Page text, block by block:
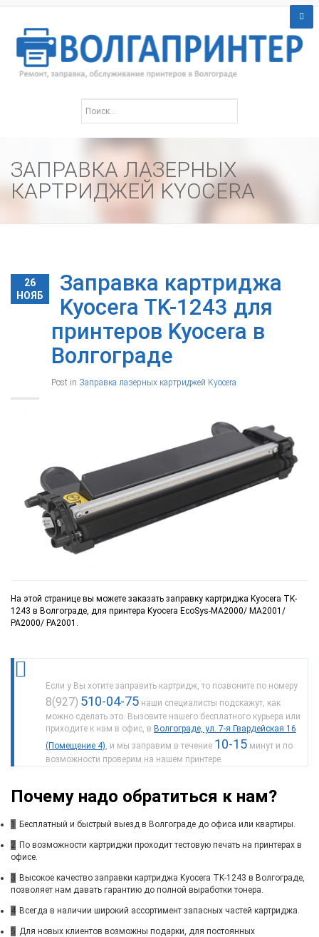
ЗАПРАВКА ЛАЗЕРНЫХ
КАРТРИДЖЕЙ KYOCERA
26
НОЯБ
Заправка картриджа
Kyocera TK-1243 для
принтеров Kyocera в
Волгограде
Post in Заправка лазерных картриджей Kyocera
На этой странице вы можете заказать заправку картриджа Kyocera TK-
1243 в Волгограде, для принтера Kyocera EcoSys-MA2000/ MA2001/
PA2000/ PA2001.
Если у Вы хотите заправить картридж, то позвоните по номеру
8(927) 510-04-75 наши специалисты подскажут, как
можно сделать это. Вызовите нашего бесплатного курьера или
приходите к нам в офис, в Волгограде, ул. 7-я Гвардейская 16
(Помещение 4) , и мы заправим в течение 10-15 минут и по
возможности проверим на нашем принтере.
Почему надо обратиться к нам?
1 Бесплатный и быстрый выезд в Волгограде до офиса или квартиры.
2 По возможности картриджи проходит тестовую печать на принтерах в
офисе.
3 Высокое качество заправки картриджа Kyocera TK-1243 в Волгограде,
позволяет нам давать гарантию до полной выработки тонера.
4 Всегда в наличии широкий ассортимент запасных частей картриджа.
5 Для новых клиентов возможны подарки, для постоянных